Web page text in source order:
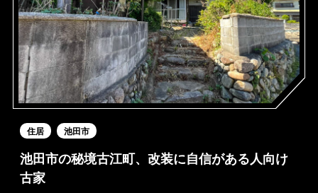
住居 池田市
池田市の秘境古江町、改装に自信がある人向け
古家